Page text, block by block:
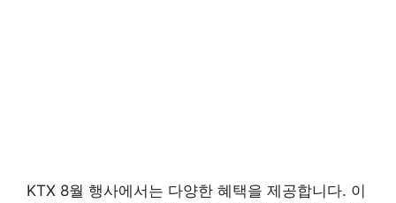
KTX 8월 행사에서는 다양한 혜택을 제공합니다. 이